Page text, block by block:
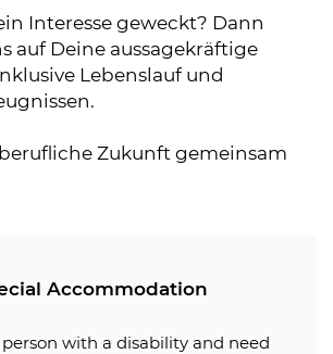
Interesse geweckt? Dann
auf Deine aussagekräftige
Lebenslauf und
Zukunft gemeinsam
Accommodation
person with a disability and need